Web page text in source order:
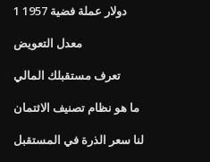
1 دولار عملة فضية 1957
معدل التعويض
تعرف مستقبلك المالي
ما هو نظام تصنيف الائتمان
لنا سعر الذرة في المستقبل